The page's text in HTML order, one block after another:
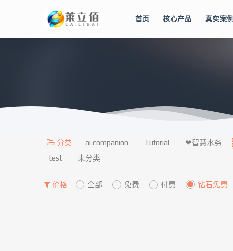
首页 核心产品 真实案例
分类 ai companion Tutorial ❤智慧水务
test
未分类
价格 全部 免费 付费 钻石免费